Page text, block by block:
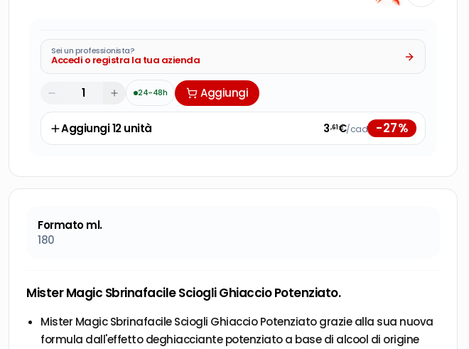
Sei un professionista?
Accedi o registra la tua azienda
24-48h Aggiungi
Aggiungi12unità 3,61€/cad -27%
Formato ml.
180
Mister Magic Sbrinafacile Sciogli Ghiaccio Potenziato.
Mister Magic Sbrinafacile Sciogli Ghiaccio Potenziato grazie alla sua nuova
formula dall'effetto deghiacciante potenziato a base di alcool di origine